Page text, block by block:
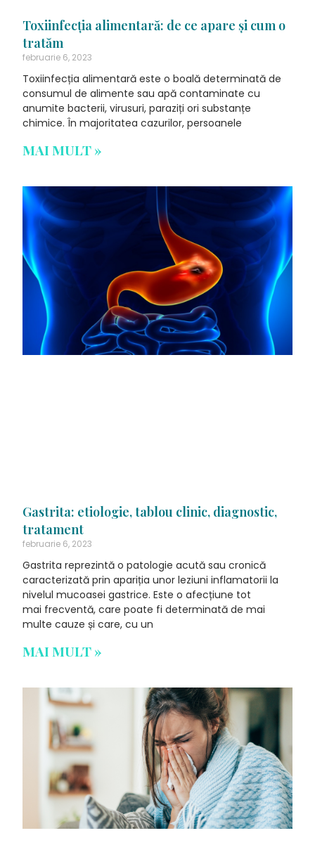
Toxiinfecția alimentară: de ce apare și cum o
tratăm
februarie 6, 2023
Toxiinfecția alimentară este o boală determinată de
consumul de alimente sau apă contaminate cu
anumite bacterii, virusuri, paraziți ori substanțe
chimice. În majoritatea cazurilor, persoanele
MAI MULT »
Gastrita: etiologie, tablou clinic, diagnostic,
tratament
februarie 6, 2023
Gastrita reprezintă o patologie acută sau cronică
caracterizată prin apariția unor leziuni inflamatorii la
nivelul mucoasei gastrice. Este o afecțiune tot
mai frecventă, care poate fi determinată de mai
multe cauze și care, cu un
MAI MULT »